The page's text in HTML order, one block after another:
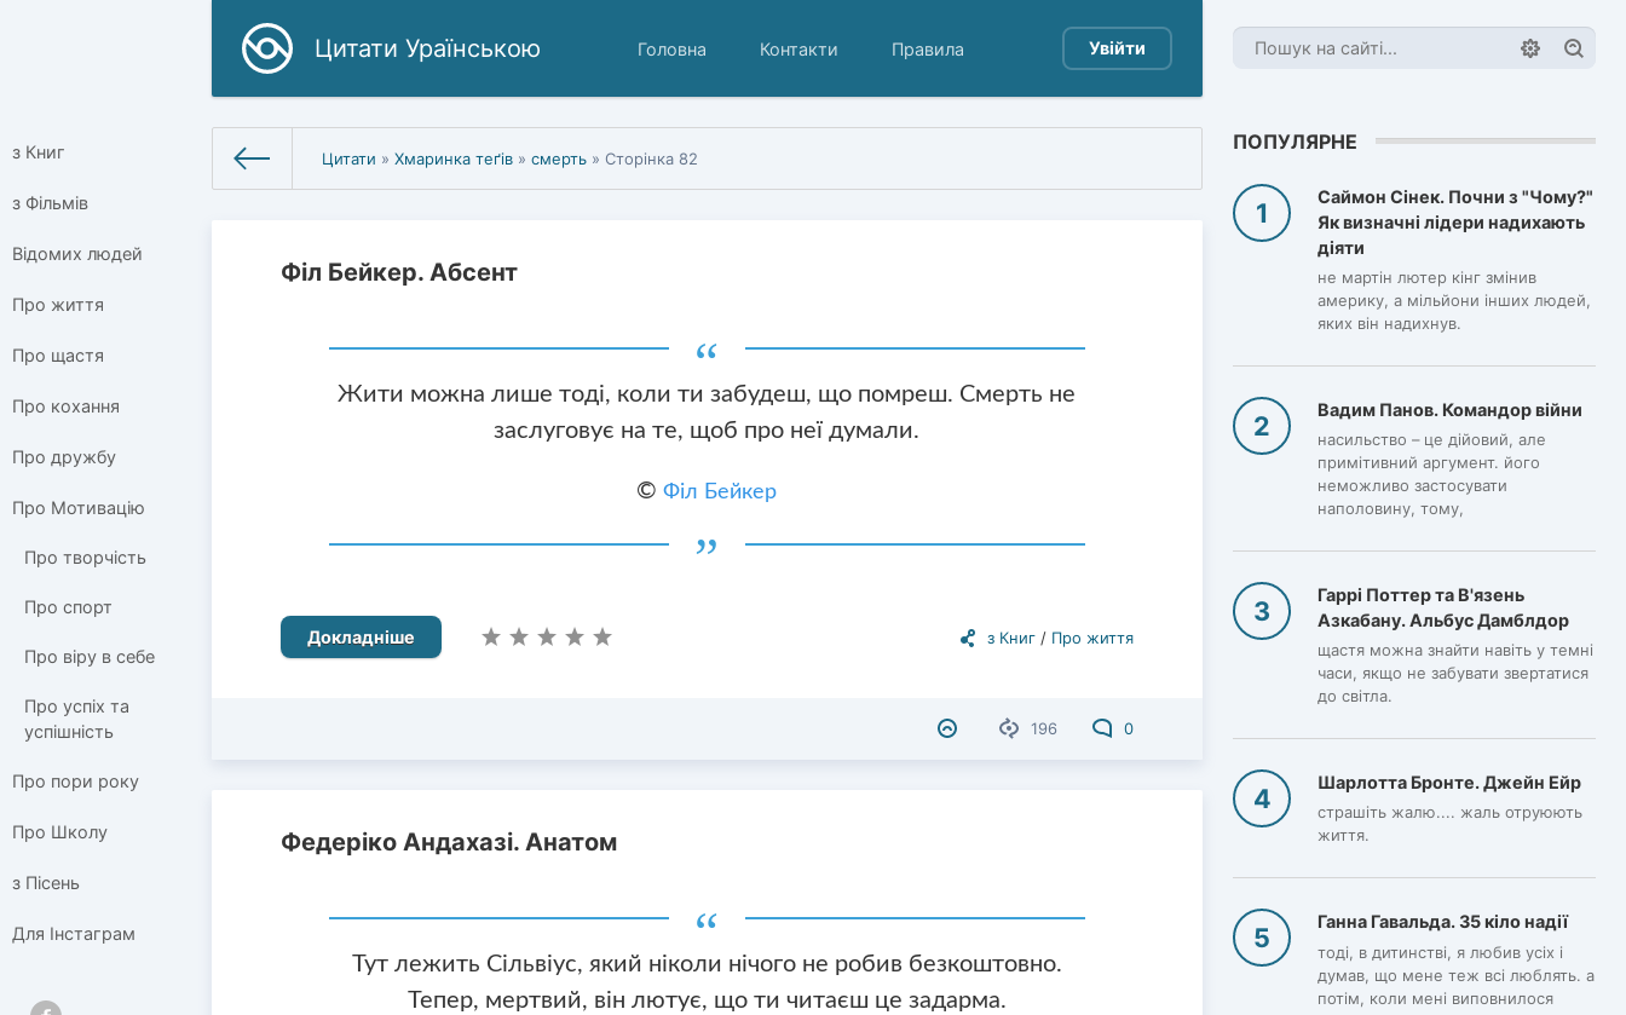
Цитати Ураїнською Головна Контакти Правила Увійти
з Книг
з Фільмів
Відомих людей
Про життя
Про щастя
Про кохання
Про дружбу
Про Мотивацію
Про творчість
Про спорт
Про віру в себе
Про успіх та
успішність
Про пори року
Про Школу
з Пісень
Для Інстаграм
Цитати »Хмаринка теґів »смерть » Сторінка 82
Філ Бейкер. Абсент
Жити можна лише тоді, коли ти забудеш, що помреш. Смерть не
заслуговує на те, щоб про неї думали.
©Філ Бейкер
з Книг/ Про життя
Докладніше
196 0
Федеріко Андахазі. Анатом
Тут лежить Сільвіус, який ніколи нічого не робив безкоштовно.
Тепер, мертвий, він лютує, що ти читаєш це задарма.
ПОПУЛЯРНЕ
Саймон Сінек. Почни з "Чому?"
Як визначні лідери надихають
діяти
не мартін лютер кінг змінив
америку, а мільйони інших людей,
яких він надихнув.
Вадим Панов. Командор війни
насильство – це дійовий, але
примітивний аргумент. його
неможливо застосувати
наполовину, тому,
Гаррі Поттер та В'язень
Азкабану. Альбус Дамблдор
щастя можна знайти навіть у темні
часи, якщо не забувати звертатися
до світла.
Шарлотта Бронте. Джейн Ейр
страшіть жалю.... жаль отруюють
життя.
Ганна Гавальда. 35 кіло надії
тоді, в дитинстві, я любив усіх і
думав, що мене теж всі люблять. а
потім, коли мені виповнилося